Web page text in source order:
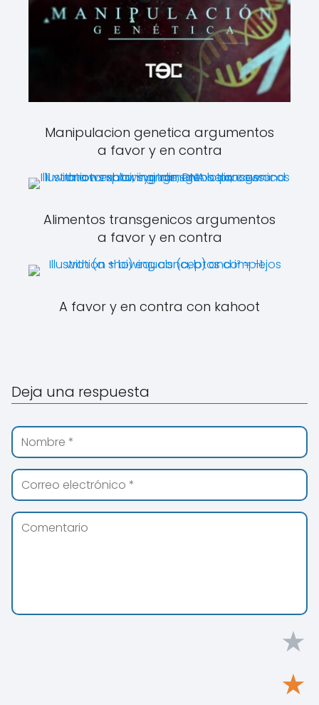
Manipulacion genetica argumentos
a favor y en contra
Alimentos transgenicos argumentos
a favor y en contra
A favor y en contra con kahoot
Deja una respuesta
★
★